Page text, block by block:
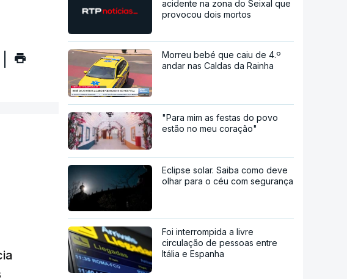
acidente na zona do Seixal que
provocou dois mortos
Morreu bebé que caiu de 4.º
andar nas Caldas da Rainha
"Para mim as festas do povo
estão no meu coração"
Eclipse solar. Saiba como deve
olhar para o céu com segurança
Foi interrompida a livre
circulação de pessoas entre
Itália e Espanha